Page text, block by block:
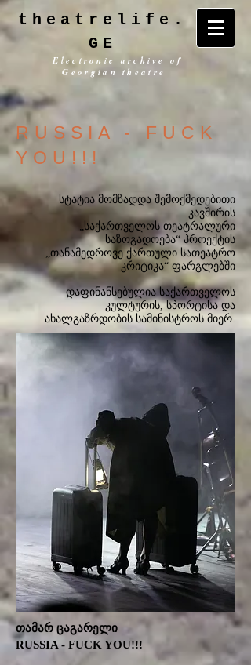
theatrelife.
GE
Electronic archive of
Georgian theatre
RUSSIA - FUCK
YOU!!!
სტატია მომზადდა შემოქმედებითი
კავშირის
„საქართველოს თეატრალური
საზოგადოება“ პროექტის
„თანამედროვე ქართული სათეატრო
კრიტიკა“ ფარგლებში
დაფინანსებულია საქართველოს
კულტურის, სპორტისა და
ახალგაზრდობის სამინისტროს მიერ.
თამარ ცაგარელი
RUSSIA - FUCK YOU!!!